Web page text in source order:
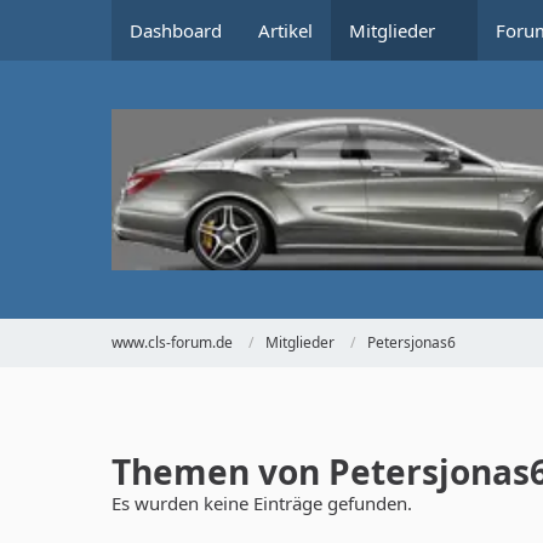
Dashboard Artikel Mitglieder
www.cls-forum.de Mitglieder Petersjonas6
Themen von
Es wurden keine Einträge gefunden.